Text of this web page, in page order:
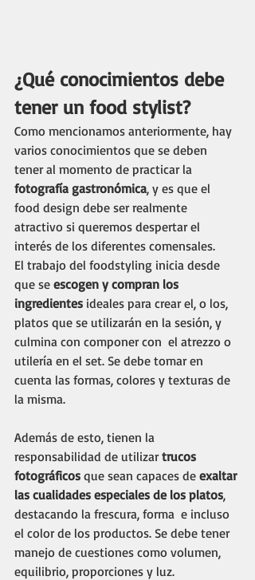
¿Qué conocimientos debe
tener un food stylist?
Como mencionamos anteriormente, hay
varios conocimientos que se deben
tener al momento de practicar la
fotografía gastronómica, y es que el
food design debe ser realmente
atractivo si queremos despertar el
interés de los diferentes comensales.
El trabajo del foodstyling inicia desde
que se escogen y compran los
ingredientes ideales para crear el, o los,
platos que se utilizarán en la sesión, y
culmina con componer con  el atrezzo o
utilería en el set. Se debe tomar en
cuenta las formas, colores y texturas de
la misma.
Además de esto, tienen la
responsabilidad de utilizar trucos
fotográficos que sean capaces de exaltar
las cualidades especiales de los platos,
destacando la frescura, forma  e incluso
el color de los productos. Se debe tener
manejo de cuestiones como volumen,
equilibrio, proporciones y luz.